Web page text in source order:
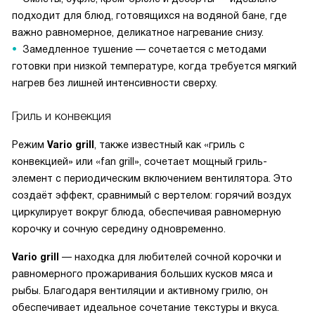
подходит для блюд, готовящихся на водяной бане, где
важно равномерное, деликатное нагревание снизу.
Замедленное тушение — сочетается с методами
готовки при низкой температуре, когда требуется мягкий
нагрев без лишней интенсивности сверху.
Гриль и конвекция
Режим Vario grill
, также известный как «гриль с
конвекцией» или «fan grill», сочетает мощный гриль-
элемент с периодическим включением вентилятора. Это
создаёт эффект, сравнимый с вертелом: горячий воздух
циркулирует вокруг блюда, обеспечивая равномерную
корочку и сочную середину одновременно.
Vario grill
— находка для любителей сочной корочки и
равномерного прожаривания больших кусков мяса и
рыбы. Благодаря вентиляции и активному грилю, он
обеспечивает идеальное сочетание текстуры и вкуса.